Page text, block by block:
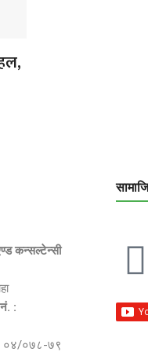
कन्सल्टेन्सी
:
०४/०७८-७९